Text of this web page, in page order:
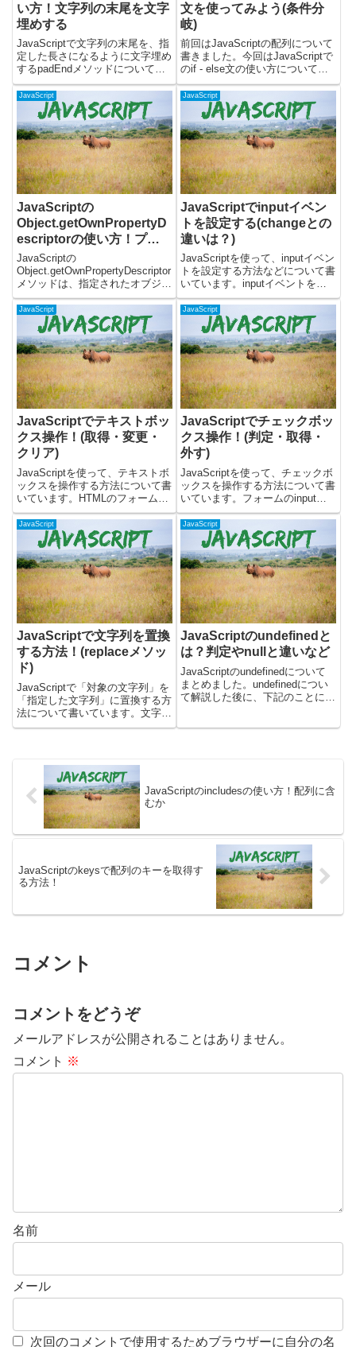
い方！文字列の末尾を文字
埋めする
JavaScriptで文字列の末尾を、指
定した長さになるように文字埋め
するpadEndメソッドについて書
いています。padEndメソッドを
使うと、文字列の末尾に指定した
文字列を繰り返し追加して、文字
列を指定した長さにすることがで
きます。文字...
文を使ってみよう(条件分
岐)
前回はJavaScriptの配列について
書きました。今回はJavaScriptで
のif - else文の使い方について、
見ていきましょう。最初に
JavaScriptで、if - else文を使用
する方法を確認します。その後に
処理を分岐を使用...
JavaScript
JavaScriptの
Object.getOwnPropertyD
escriptorの使い方！プロ
パティの属性を調べる
JavaScriptの
Object.getOwnPropertyDescriptor
メソッドは、指定されたオブジェ
クトの特定の自身のプロパティ
（継承されたプロパティではな
い）のプロパティディスクリプタ
を取得するために使用されます。
プロパティ...
JavaScript
JavaScriptでinputイベン
トを設定する(changeとの
違いは？)
JavaScriptを使って、inputイベン
トを設定する方法などについて書
いています。inputイベントを使
うと、テキストボックスなどに入
力されたときに何らかの処理をす
ることができます。実際に動くサ
ンプルを使いつつ、以下について
書いていま...
JavaScript
JavaScriptでテキストボッ
クス操作！(取得・変更・
クリア)
JavaScriptを使って、テキストボ
ックスを操作する方法について書
いています。HTMLのフォームで
使う、inputタグのテキストボッ
クスに対して、下記の操作を実際
にして解説しています。・テキス
トボックスの値の取得する・テキ
ストボックスの...
JavaScript
JavaScriptでチェックボッ
クス操作！(判定・取得・
外す)
JavaScriptを使って、チェックボ
ックスを操作する方法について書
いています。フォームのinputタ
グのチェックボックスに対して、
下記の操作を実際にして解説して
います。・チェックボックスのオ
ン・オフ判定・チェックボックス
の現在値を取得す...
JavaScript
JavaScriptで文字列を置換
する方法！(replaceメソッ
ド)
JavaScriptで「対象の文字列」を
「指定した文字列」に置換する方
法について書いています。文字列
を置換したい場合にはreplaceメ
していきましょう。文字列の1箇
所のみ置換する...
JavaScript
JavaScriptのundefinedと
は？判定やnullと違いなど
JavaScriptのundefinedについて
まとめました。undefinedについ
て解説した後に、下記のことにつ
JavaScriptのincludesの使い方！配列に含
むか
JavaScriptのkeysで配列のキーを取得す
る方法！
コメント
コメントをどうぞ
メールアドレスが公開されることはありません。
コメント ※
名前
メール
次回のコメントで使用するためブラウザーに自分の名